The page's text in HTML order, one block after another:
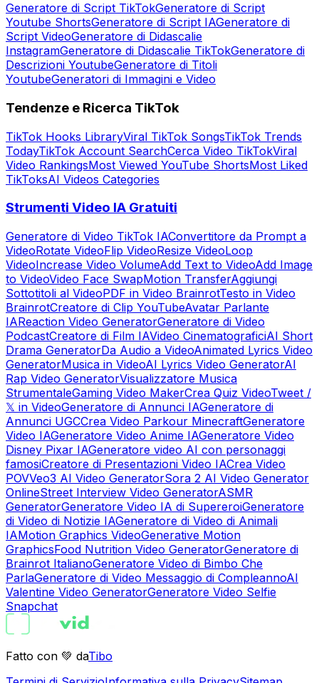
Generatore di Script TikTokGeneratore di Script
Youtube ShortsGeneratore di Script IAGeneratore di
Script VideoGeneratore di Didascalie
InstagramGeneratore di Didascalie TikTokGeneratore di
Descrizioni YoutubeGeneratore di Titoli
YoutubeGeneratori di Immagini e Video
Tendenze e Ricerca TikTok
TikTok Hooks LibraryViral TikTok SongsTikTok Trends
TodayTikTok Account SearchCerca Video TikTokViral
Video RankingsMost Viewed YouTube ShortsMost Liked
TikToksAI Videos Categories
Strumenti Video IA Gratuiti
Generatore di Video TikTok IAConvertitore da Prompt a
VideoRotate VideoFlip VideoResize VideoLoop
VideoIncrease Video VolumeAdd Text to VideoAdd Image
to VideoVideo Face SwapMotion TransferAggiungi
Sottotitoli al VideoPDF in Video BrainrotTesto in Video
BrainrotCreatore di Clip YouTubeAvatar Parlante
IAReaction Video GeneratorGeneratore di Video
PodcastCreatore di Film IAVideo CinematograficiAI Short
Drama GeneratorDa Audio a VideoAnimated Lyrics Video
GeneratorMusica in VideoAI Lyrics Video GeneratorAI
Rap Video GeneratorVisualizzatore Musica
StrumentaleGaming Video MakerCrea Quiz VideoTweet /
𝕏 in VideoGeneratore di Annunci IAGeneratore di
Annunci UGCCrea Video Parkour MinecraftGeneratore
Video IAGeneratore Video Anime IAGeneratore Video
Disney Pixar IAGeneratore video AI con personaggi
famosiCreatore di Presentazioni Video IACrea Video
POVVeo3 AI Video GeneratorSora 2 AI Video Generator
OnlineStreet Interview Video GeneratorASMR
GeneratorGeneratore Video IA di SupereroiGeneratore
di Video di Notizie IAGeneratore di Video di Animali
IAMotion Graphics VideoGenerative Motion
GraphicsFood Nutrition Video GeneratorGeneratore di
Brainrot ItalianoGeneratore Video di Bimbo Che
ParlaGeneratore di Video Messaggio di CompleannoAI
Valentine Video GeneratorGeneratore Video Selfie
Snapchat
Fatto con 💚 daTibo